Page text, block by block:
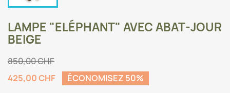
LAMPE "ELÉPHANT" AVEC ABAT-JOUR
BEIGE
850,00 CHF
425,00 CHF
ÉCONOMISEZ 50%